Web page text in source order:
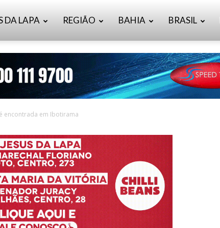
DA LAPA REGIÃO BAHIA BRASIL
encontrada em Ibotirama